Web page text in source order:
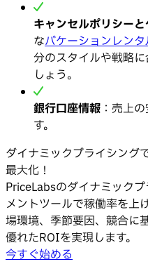
キャンセルポリシー
なバケーションレン
分のスタイルや戦略
しょう。
銀行口座情報 ：売上
す。
ダイナミックプライシング
最大化！
PriceLabsのダイナミック
メントツールで稼働率を上
場環境、季節要因、競合に
優れたROIを実現します。
今すぐ始める